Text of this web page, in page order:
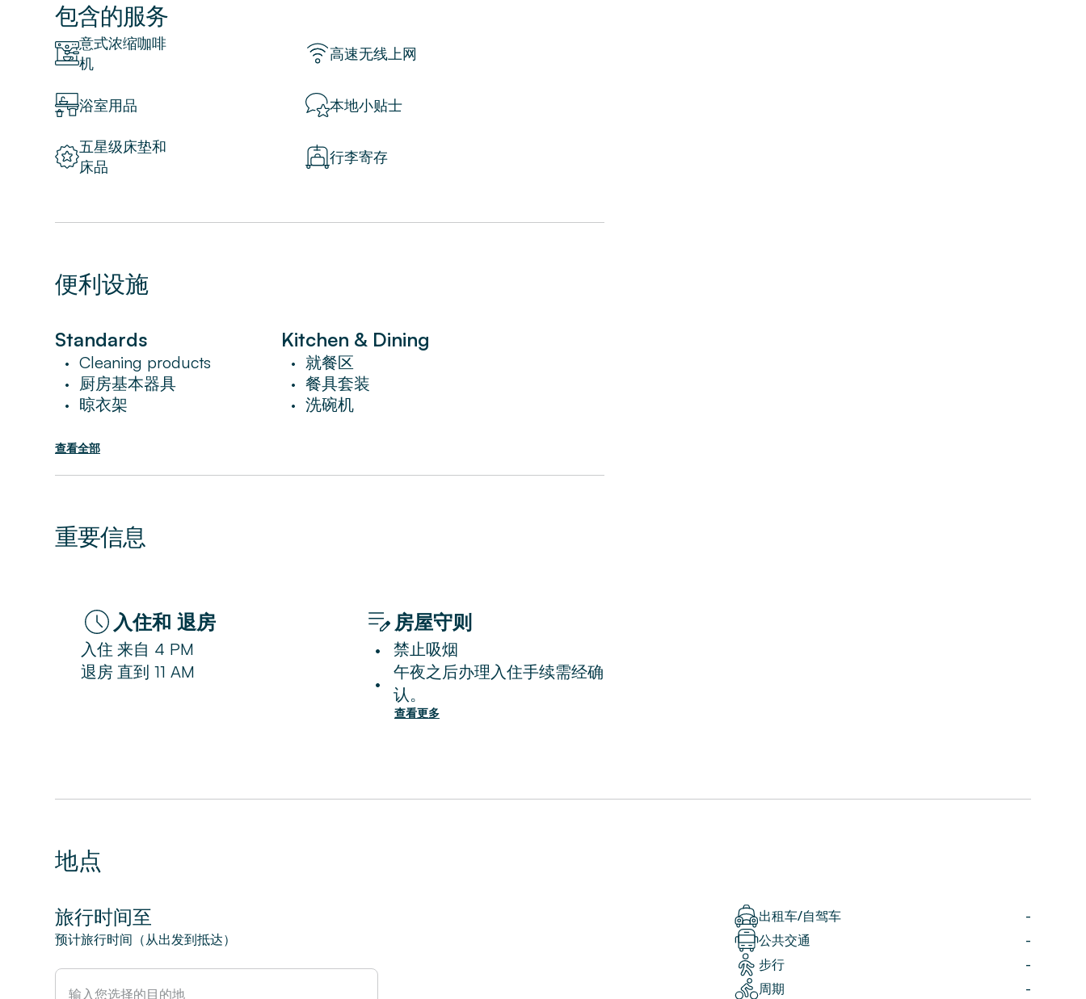
在巴黎市中心，您將有幸參觀眾多著名的地標和公園。 不遠處，您會看到令
人驚嘆的Église de la Madeleine，展示其精美的建築。 在另一邊，您將抵達
宏偉的協和廣場，那裡有一座高聳的方尖碑，指引您前往著名的香榭麗舍大
道。 如果您願意多走幾步，您可以探索令人嘆為觀止的杜樂麗花園 (Jardin
des Tuileries)，它將帶您直接前往宏偉的盧浮宮博物館。
高級設施包括免費無線網絡、有線電視、高檔洗浴用品、酒店床和床單。
欣賞對細節和優雅家具的關注。 設備齊全的廚房非常適合做飯，高品質的床
墊確保您睡個好覺。
在巴黎市中心，您將有幸參觀眾多著名的地標和公園。 不遠處，您會看到令
人驚嘆的Église de la Madeleine，展示其精美的建築。 在另一邊，您將抵達
宏偉的協和廣場，那裡有一座高聳的方尖碑，指引您前往著名的香榭麗舍大
des Tuileries)，它將帶您直接前往宏偉的盧浮宮博物館。
這間高檔度假公寓是遊覽當地景點一整天后放鬆身心的理想場所。
包含的服务
意式浓缩咖啡
机
高速无线上网
浴室用品 本地小贴士
五星级床垫和
床品
行李寄存
便利设施
Standards
• Cleaning products
• 厨房基本器具
• 晾衣架
Kitchen & Dining
• 就餐区
• 餐具套装
• 洗碗机
查看全部
重要信息
入住和 退房
入住 来自 4 PM
退房 直到 11 AM
房屋守则
•
禁止吸烟
•
午夜之后办理入住手续需经确
认。
查看更多
地点
旅行时间至
预计旅行时间（从出发到抵达）
出租车/自驾车
-
公共交通
-
步行
-
周期
-